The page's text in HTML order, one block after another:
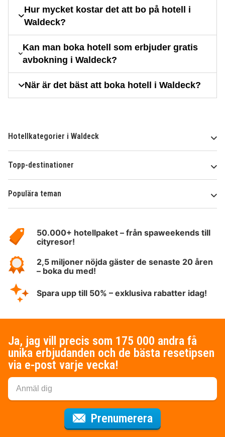
Hur mycket kostar det att bo på hotell i
Waldeck?
Kan man boka hotell som erbjuder gratis
avbokning i Waldeck?
När är det bäst att boka hotell i Waldeck?
Hotellkategorier i Waldeck
Topp-destinationer
Populära teman
HotelSpecials50.000+ hotellpaket – från spaweekends till
cityresor!
2,5 miljoner nöjda gäster de senaste 20 åren
– boka du med!
Spara upp till 50% – exklusiva rabatter idag!
Ja, jag vill precis som 175 000 andra få
unika erbjudanden och de bästa resetipsen
via e-post varje vecka!
Prenumerera